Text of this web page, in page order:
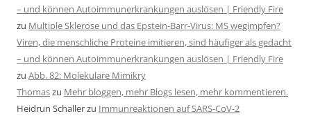
– und können Autoimmunerkrankungen auslösen | Friendly Fire
zu Multiple Sklerose und das Epstein-Barr-Virus: MS wegimpfen?
Viren, die menschliche Proteine imitieren, sind häufiger als gedacht
– und können Autoimmunerkrankungen auslösen | Friendly Fire
zu Abb. 82: Molekulare Mimikry
Thomaszu Mehr bloggen, mehr Blogs lesen, mehr kommentieren.
Heidrun Schallerzu Immunreaktionen auf SARS-CoV-2